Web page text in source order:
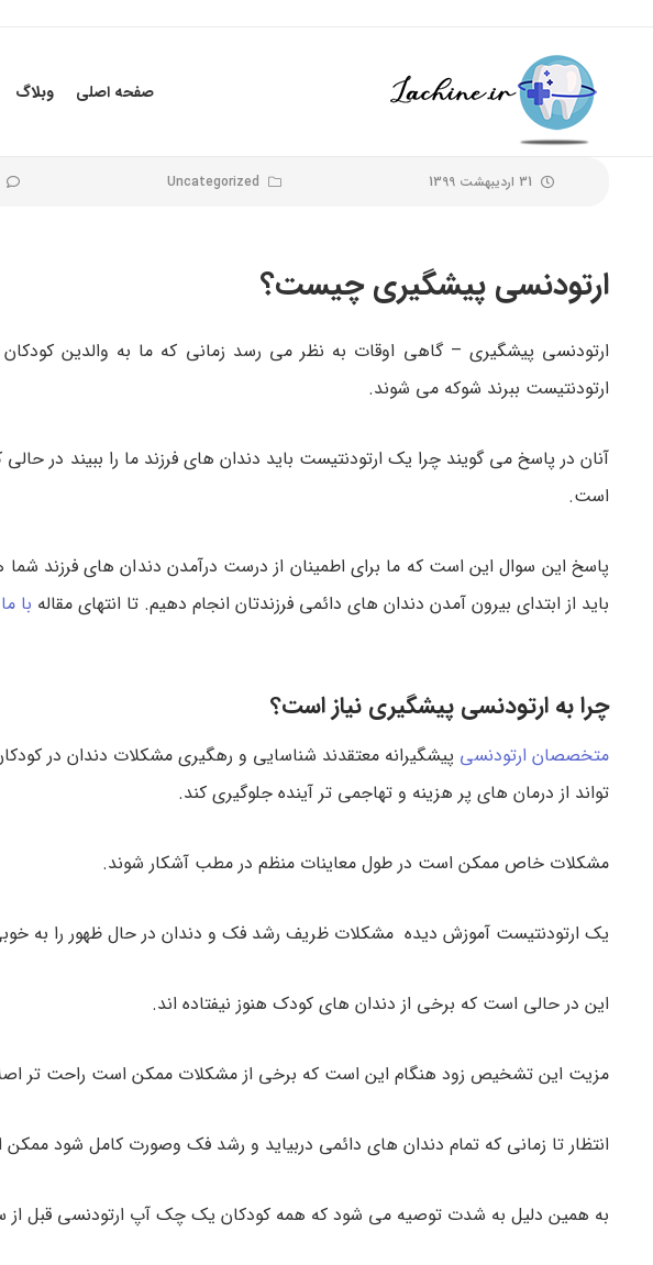
صفحه اصلی وبلاگ
31 اردیبهشت 1399 Uncategorized
ارتودنسی پیشگیری چیست؟
ارتودنسی پیشگیری – گاهی اوقات به نظر می رسد زمانی که ما به والدین
ارتودنتیست ببرند شوکه می شوند.
آنان در پاسخ می گویند چرا یک ارتودنتیست باید دندان های فرزند ما را ببیند در
است.
پاسخ این سوال این است که ما برای اطمینان از درست درآمدن دندان های فرزند
باید از ابتدای بیرون آمدن دندان های دائمی فرزندتان انجام دهیم. تا انتهای مقاله با
چرا به ارتودنسی پیشگیری نیاز است؟
متخصصان ارتودنسی پیشگیرانه معتقدند شناسایی و رهگیری مشکلات دندان در
تواند از درمان های پر هزینه و تهاجمی تر آینده جلوگیری کند.
مشکلات خاص ممکن است در طول معاینات منظم در مطب آشکار شوند.
یک ارتودنتیست آموزش دیده مشکلات ظریف رشد فک و دندان در حال ظهور را به
این در حالی است که برخی از دندان های کودک هنوز نیفتاده اند.
مزیت این تشخیص زود هنگام این است که برخی از مشکلات ممکن است راحت تر
انتظار تا زمانی که تمام دندان های دائمی دربیاید و رشد فک وصورت کامل شود
به همین دلیل به شدت توصیه می شود که همه کودکان یک چک آپ ارتودنسی قبل از سن 7 سالگی داشته